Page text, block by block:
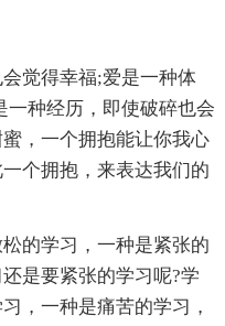
觉得幸福;爱是一种体
种经历，即使破碎也会
，一个拥抱能让你我心
个拥抱，来表达我们的
的学习，一种是紧张的
是要紧张的学习呢?学
，一种是痛苦的学习，